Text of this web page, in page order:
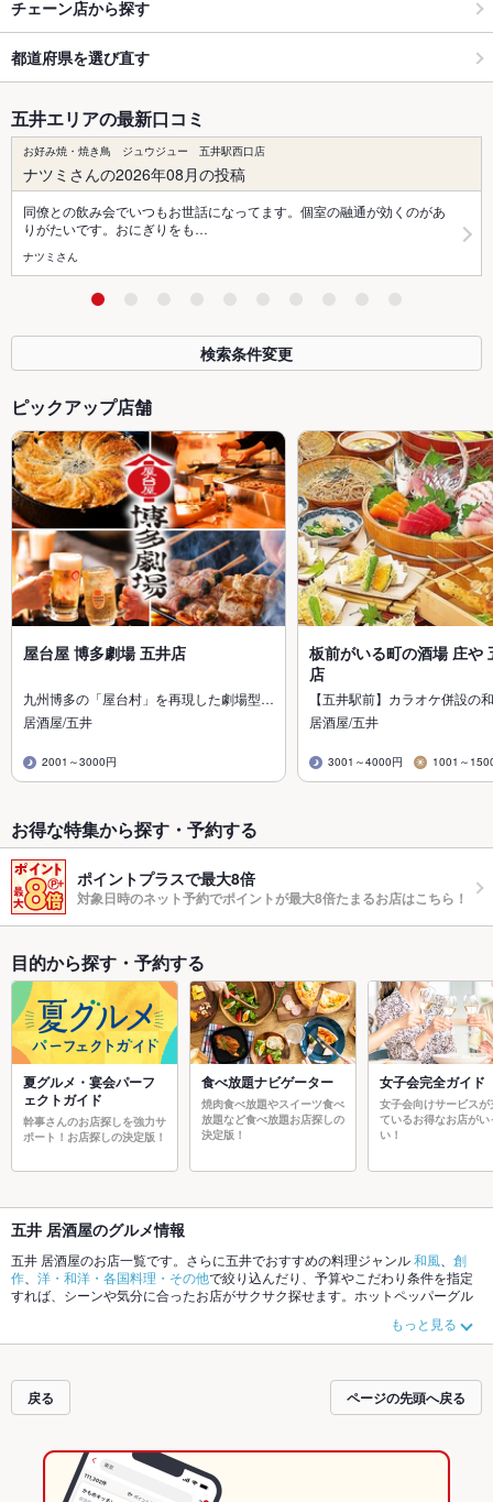
チェーン店から探す
都道府県を選び直す
五井エリアの最新口コミ
お好み焼・焼き鳥 ジュウジュー 五井駅西口店
ナツミさんの2026年08月の投稿
同僚との飲み会でいつもお世話になってます。個室の融通が効くのがあ
りがたいです。おにぎりをも…
ナツミさん
検索条件変更
ピックアップ店舗
屋台屋 博多劇場 五井店
九州博多の「屋台村」を再現した劇場型…
居酒屋/五井
2001～3000円
板前がいる町の酒場 庄や
店
【五井駅前】カラオケ併設の
居酒屋/五井
3001～4000円 1001～
お得な特集から探す・予約する
ポイントプラスで最大8倍
対象日時のネット予約でポイントが最大8倍たまるお店はこちら！
目的から探す・予約する
夏グルメ・宴会パーフ
ェクトガイド
幹事さんのお店探しを強力サ
ポート！お店探しの決定版！
食べ放題ナビゲーター
焼肉食べ放題やスイーツ食べ
放題など食べ放題お店探しの
決定版！
女子会完全ガイド
女子会向けサービスが
ているお得なお店がい
い！
五井 居酒屋のグルメ情報
五井 居酒屋のお店一覧です。さらに五井でおすすめの料理ジャンル和風
創
作
洋・和洋・各国料理・その他で絞り込んだり、予算やこだわり条件を指定
すれば、シーンや気分に合ったお店がサクサク探せます。ホットペッパーグル
や季節のおすすめ料理など、お店の最新情報をご紹介しているので安
心！24時間使える簡単便利なネット予約が使えるお店も拡大中です。友達どう
トペッパーグルメをご利用ください。
もっと見る
戻る ページの先頭へ戻る